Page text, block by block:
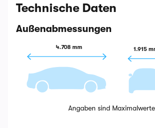
Technische Daten
Außenabmessungen
4.708 mm 1.915
Angaben sind Maximalwerte